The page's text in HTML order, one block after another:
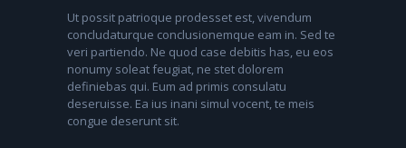
Ut possit patrioque prodesset est, vivendum
concludaturque conclusionemque eam in. Sed te
veri partiendo. Ne quod case debitis has, eu eos
nonumy soleat feugiat, ne stet dolorem
definiebas qui. Eum ad primis consulatu
deseruisse. Ea ius inani simul vocent, te meis
congue deserunt sit.